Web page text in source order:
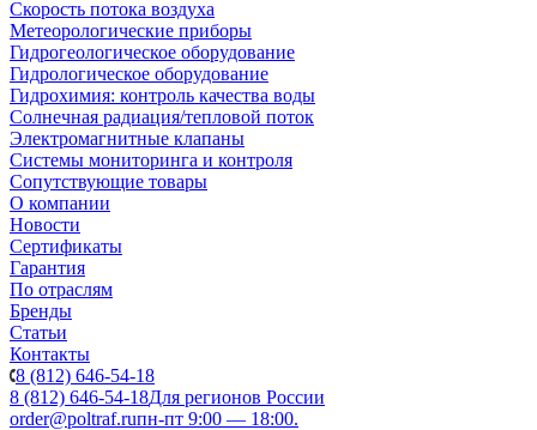
Скорость потока воздуха
Метеорологические приборы
Гидрогеологическое оборудование
Гидрологическое оборудование
Гидрохимия: контроль качества воды
Солнечная радиация/тепловой поток
Электромагнитные клапаны
Системы мониторинга и контроля
Сопутствующие товары
О компании
Новости
Сертификаты
Гарантия
По отраслям
Бренды
Статьи
Контакты
8 (812) 646-54-18
8 (812) 646-54-18Для регионов России
order@poltraf.ruпн-пт 9:00 — 18:00.